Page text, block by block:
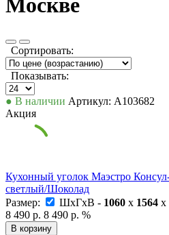
Сортировать:
Показывать:
● В наличии Артикул: А103682
Акция
Кухонный уголок Маэстро
светлый/Шоколад
Размер:
ШxГxВ - 1060 x 1564 x
8 490 р. 8 490 р. %
В корзину